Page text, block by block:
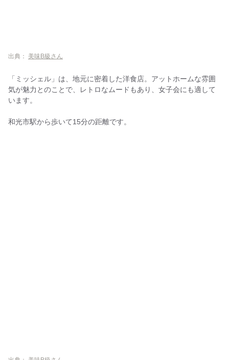
出典： 美味B級さん
「ミッシェル」は、地元に密着した洋食店。アットホームな雰囲
気が魅力とのことで、レトロなムードもあり、女子会にも適して
います。
和光市駅から歩いて15分の距離です。